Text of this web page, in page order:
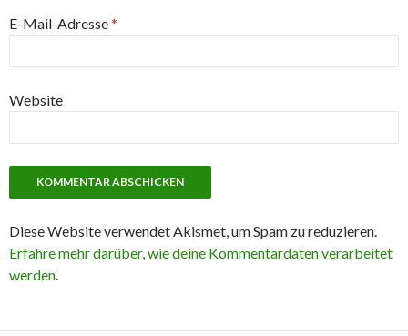
E-Mail-Adresse*
Website
Diese Website verwendet Akismet, um Spam zu reduzieren.
Erfahre mehr darüber, wie deine Kommentardaten verarbeitet
werden.